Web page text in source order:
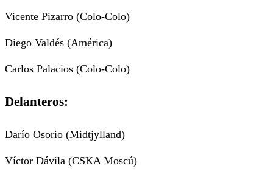
Vicente Pizarro (Colo-Colo)
Diego Valdés (América)
Carlos Palacios (Colo-Colo)
Delanteros:
Darío Osorio (Midtjylland)
Víctor Dávila (CSKA Moscú)